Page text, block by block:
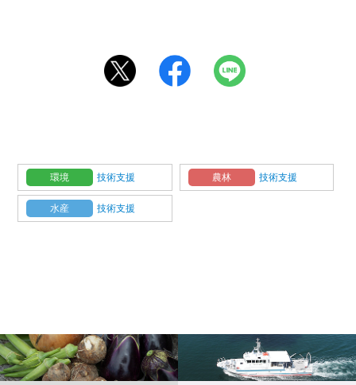
環境 技術支援 農林 技術支援
水産 技術支援